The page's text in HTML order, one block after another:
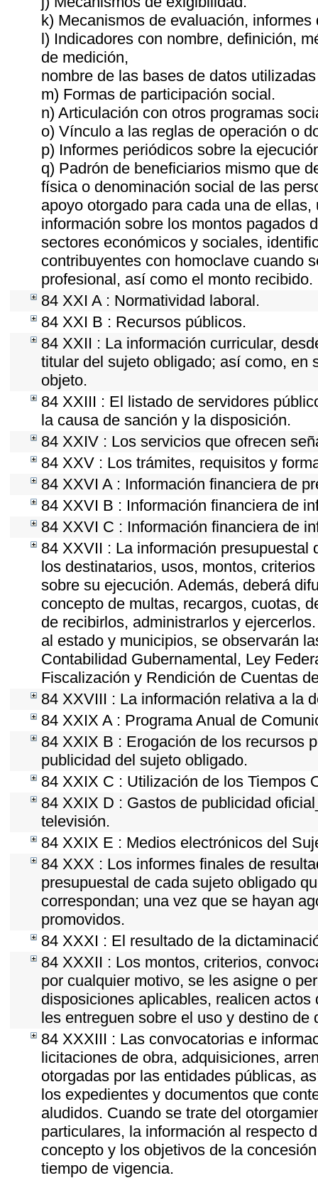
k) Mecanismos de evaluación,
l) Indicadores con nombre, definición,
de medición,
nombre de las bases de datos
m) Formas de participación social.
n) Articulación con otros programas
o) Vínculo a las reglas de operación o
p) Informes periódicos sobre la
q) Padrón de beneficiarios mismo que
física o denominación social de las
apoyo otorgado para cada una de
información sobre los montos pagados
sectores económicos y sociales,
contribuyentes con homoclave cuando
profesional, así como el monto recibido.
84 XXI A : Normatividad laboral.
84 XXI B : Recursos públicos.
84 XXII : La información curricular,
titular del sujeto obligado; así como, en
objeto.
84 XXIII : El listado de servidores
la causa de sanción y la disposición.
84 XXIV : Los servicios que ofrecen
84 XXV : Los trámites, requisitos y
84 XXVI A : Información financiera de
84 XXVI B : Información financiera de
84 XXVI C : Información financiera de
84 XXVII : La información
los destinatarios, usos, montos,
sobre su ejecución. Además, deberá
concepto de multas, recargos, cuotas,
de recibirlos, administrarlos y
al estado y municipios, se observarán
Contabilidad Gubernamental, Ley
Fiscalización y Rendición de Cuentas
84 XXVIII : La información relativa a la
84 XXIX A : Programa Anual de
84 XXIX B : Erogación de los recursos
publicidad del sujeto obligado.
84 XXIX C : Utilización de los Tiempos
84 XXIX D : Gastos de publicidad
televisión.
84 XXIX E : Medios electrónicos del
84 XXX : Los informes finales de
presupuestal de cada sujeto obligado
correspondan; una vez que se hayan
promovidos.
84 XXXI : El resultado de la
84 XXXII : Los montos, criterios,
por cualquier motivo, se les asigne o
disposiciones aplicables, realicen
les entreguen sobre el uso y destino de
84 XXXIII : Las convocatorias e
licitaciones de obra, adquisiciones,
otorgadas por las entidades públicas,
los expedientes y documentos que
aludidos. Cuando se trate del
particulares, la información al respecto
concepto y los objetivos de la
tiempo de vigencia.